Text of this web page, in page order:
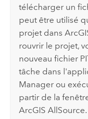
télécharger un
peut être utilisé
projet dans
rouvrir le projet,
nouveau fichier
tâche dans
Manager ou
partir de la
ArcGIS AllSource.